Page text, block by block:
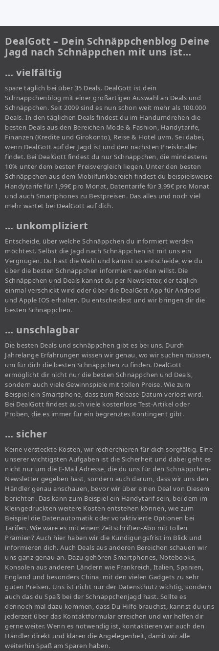
DealGott – Dein Schnäppchenblog Deine
Jagd nach Schnäppchen mit uns ist…
… vielfältig
spare täglich bei über 35 Deals. DealGott ist dein
Schnäppchenblog mit einer großartigen Auswahl an Deals und
Schnäppchen. Seit 2009 sind es nun schon weit mehr als 100.000
Deals. In den täglichen Deals findest du im Handumdrehen die
besten Deals aus den Bereichen Mode & Fashion, Handytarife,
Finanzen (Kredite und Girokonto), Reise & Hotel uvm. Sei dabei,
wenn DealGott auf der Jagd ist und den nächsten Preisknaller
findet. Bei DealGott findest du nur Schnäppchen, die mindestens
10% unter dem besten Preisvergleich liegen. Unter den besten
Schnäppchen aus dem Mobilfunkbereich findest du beispielsweise
Handytarife für 1,99€ pro Monat, Datentarife für 3,99€ pro Monat
und auch Smartphones zu Bestpreisen. Das alles und noch viel
mehr wartet bei DealGott auf dich.
… unkompliziert
Entscheide, über welche Schnäppchen du informiert werden
möchtest. Selbst die Jagd nach Schnäppchen ist mit uns ein
Vergnügen. Du hast die Wahl und kannst so entscheide, wie du
über die besten Schnäppchen informiert werden willst. Die
Schnäppchen und Deals kannst du per Newsletter, der täglich
einmal verschickt wird oder über die DealGott App für Android
und Apple IOS erhalten. Du entscheidest und wir bringen dir die
besten Schnäppchen.
… unschlagbar
Die besten Deals und schnäppchen gibt es bei uns. Durch
Jahrelange Erfahrungen wissen wir genau, wo wir suchen müssen,
um für dich die besten Schnäppchen zu finden. DealGott
ermöglicht dir nicht nur die besten Schnäppchen und Deals,
sondern auch viele Gewinnspiele mit tollen Preise. Wie zum
Beispiel ein Smartphone, dass zum Release-Datum verlost wird.
Bei DealGott findest auch viele kostenlose Test-Artikel oder
Proben, die es immer für ein begrenztes Kontingent gibt.
… sicher
Keine versteckte Kosten, wir recherchieren für dich sorgfältig. Eine
unserer wichtigsten Aufgaben ist die Sicherheit und dabei geht es
nicht nur um die E-Mail Adresse, die du uns für den Schnäppchen-
Newsletter gegeben hast, sondern auch darum, dass wir uns den
Händler genau anschauen, bevor wir über einen Deal von Diesem
berichten. Das kann zum Beispiel ein Handytarif sein, bei dem im
Kleingedruckten weitere Kosten entstehen können, wie zum
Beispiel die Datenautomatik oder voraktivierte Optionen bei
Tarifen. Wie wäre es mit einem Zeitschriften-Abo mit tollen
Prämien? Auch hier haben wir die Kündigungsfrist im Blick und
informieren dich. Auch Deals aus anderen Bereichen schauen wir
uns ganz genau an. Dazu gehören Smartphones, Notebooks,
Konsolen aus anderen Ländern wie Frankreich, Italien, Spanien,
England und besonders China, mit den vielen Gadgets zu sehr
guten Preisen. Uns ist nicht nur der Datenschutz wichtig, sondern
auch das du Spaß bei der Schnäppchenjagd hast. Sollte es
dennoch mal dazu kommen, dass Du Hilfe brauchst, kannst du uns
jederzeit über das Kontaktformular erreichen und wir helfen dir
gerne weiter. Wenn es notwendig ist, kontaktieren wir auch den
Händler direkt und klären die Angelegenheit, damit wir alle
weiterhin Spaß am Sparen haben.